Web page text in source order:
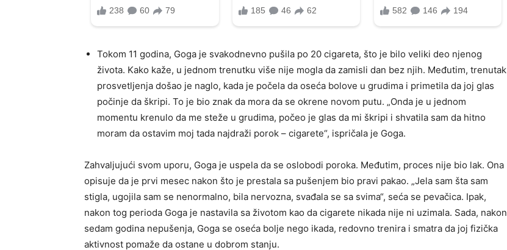
Tokom 11 godina, Goga je svakodnevno pušila po 20 cigareta, što je bilo veliki deo njenog
života. Kako kaže, u jednom trenutku više nije mogla da zamisli dan bez njih. Međutim, trenutak
prosvetljenja došao je naglo, kada je počela da oseća bolove u grudima i primetila da joj glas
počinje da škripi. To je bio znak da mora da se okrene novom putu. „Onda je u jednom
momentu krenulo da me steže u grudima, počeo je glas da mi škripi i shvatila sam da hitno
moram da ostavim moj tada najdraži porok – cigarete“, ispričala je Goga.
Zahvaljujući svom uporu, Goga je uspela da se oslobodi poroka. Međutim, proces nije bio lak. Ona
opisuje da je prvi mesec nakon što je prestala sa pušenjem bio pravi pakao. „Jela sam šta sam
stigla, ugojila sam se nenormalno, bila nervozna, svađala se sa svima“, seća se pevačica. Ipak,
nakon tog perioda Goga je nastavila sa životom kao da cigarete nikada nije ni uzimala. Sada, nakon
sedam godina nepušenja, Goga se oseća bolje nego ikada, redovno trenira i smatra da joj fizička
aktivnost pomaže da ostane u dobrom stanju.